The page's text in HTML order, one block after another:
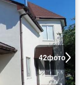
42фото